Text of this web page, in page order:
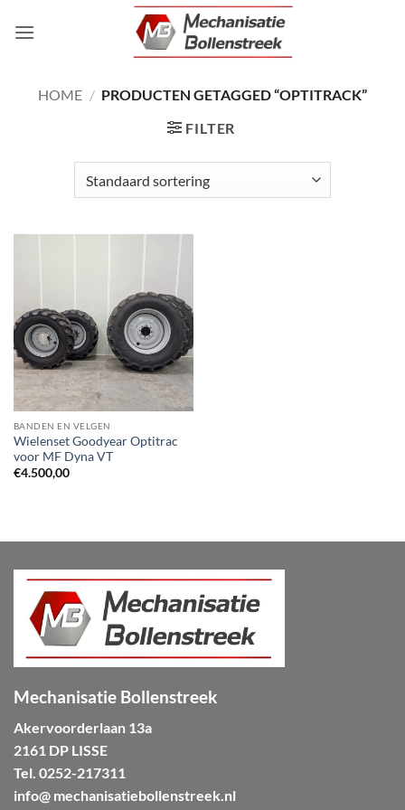
naar
HOME / PRODUCTEN GETAGGED “OPTITRACK”
FILTER
BANDEN EN VELGEN
Wielenset Goodyear Optitrac
voor MF Dyna VT
€4.500,00
Mechanisatie Bollenstreek
Akervoorderlaan 13a
2161 DP LISSE
Tel. 0252-217311
info@ mechanisatiebollenstreek.nl